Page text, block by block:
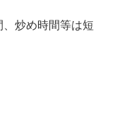
炒め時間等は短